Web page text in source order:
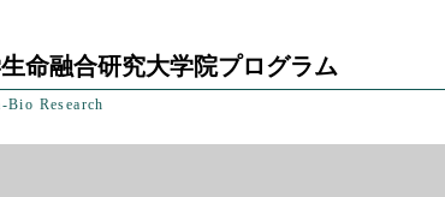
命融合研究大学院プログラム
Bio Research